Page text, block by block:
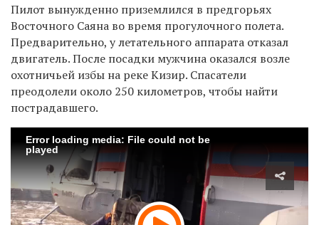
Пилот вынужденно приземлился в предгорьях
Восточного Саяна во время прогулочного полета.
Предварительно, у летательного аппарата отказал
двигатель. После посадки мужчина оказался возле
охотничьей избы на реке Кизир. Спасатели
преодолели около 250 километров, чтобы найти
пострадавшего.
Error loading media: File could not be
played